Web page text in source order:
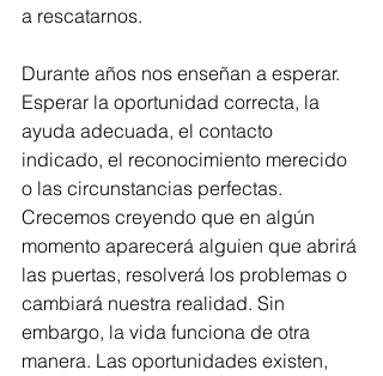
a rescatarnos.
Durante años nos enseñan a esperar.
Esperar la oportunidad correcta, la
ayuda adecuada, el contacto
indicado, el reconocimiento merecido
o las circunstancias perfectas.
Crecemos creyendo que en algún
momento aparecerá alguien que abrirá
las puertas, resolverá los problemas o
cambiará nuestra realidad. Sin
embargo, la vida funciona de otra
manera. Las oportunidades existen,